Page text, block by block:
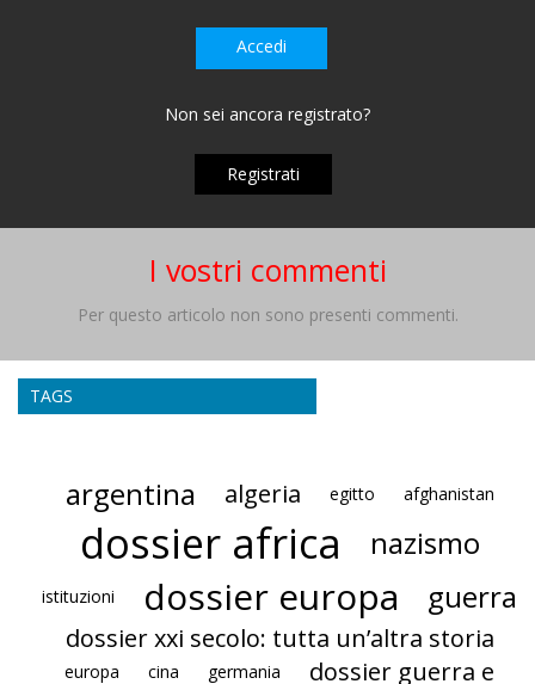
Accedi
Non sei ancora registrato?
Registrati
I vostri commenti
Per questo articolo non sono presenti commenti.
TAGS
argentina algeria egitto afghanistan
dossier africa nazismo
istituzioni dossier europa guerra
dossier xxi secolo: tutta un’altra storia
europa cina germania
dossier guerra e